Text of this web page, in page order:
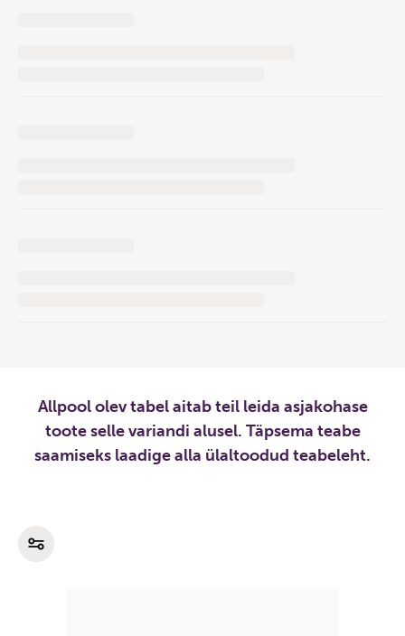
Allpool olev tabel aitab teil leida asjakohase
toote selle variandi alusel. Täpsema teabe
saamiseks laadige alla ülaltoodud teabeleht.